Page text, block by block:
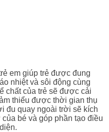
em giúp trẻ được đung
nhiệt và sôi động cùng
chất của trẻ sẽ được cải
thiểu được thời gian thụ
đu quay ngoài trời sẽ kích
bé và góp phần tạo điều